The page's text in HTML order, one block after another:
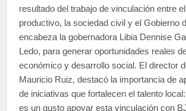
resultado del trabajo de vinculación entre
productivo, la sociedad civil y el Gobierno
encabeza la gobernadora Libia Dennise
Ledo, para generar oportunidades reales
económico y desarrollo social. El director
Mauricio Ruiz, destacó la importancia de
de iniciativas que fortalecen el talento
es un gusto apoyar esta vinculación con